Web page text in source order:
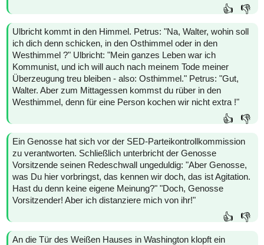
👍 👎
Ulbricht kommt in den Himmel. Petrus: "Na, Walter, wohin soll
ich dich denn schicken, in den Osthimmel oder in den
Westhimmel ?" Ulbricht: "Mein ganzes Leben war ich
Kommunist, und ich will auch nach meinem Tode meiner
Überzeugung treu bleiben - also: Osthimmel." Petrus: "Gut,
Walter. Aber zum Mittagessen kommst du rüber in den
Westhimmel, denn für eine Person kochen wir nicht extra !"
👍 👎
Ein Genosse hat sich vor der SED-Parteikontrollkommission
zu verantworten. Schließlich unterbricht der Genosse
Vorsitzende seinen Redeschwall ungeduldig: "Aber Genosse,
was Du hier vorbringst, das kennen wir doch, das ist Agitation.
Hast du denn keine eigene Meinung?" "Doch, Genosse
Vorsitzender! Aber ich distanziere mich von ihr!"
👍 👎
An die Tür des Weißen Hauses in Washington klopft ein